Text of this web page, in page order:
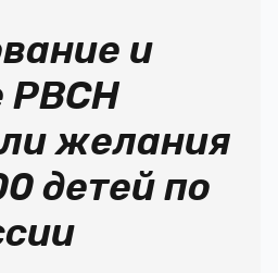
и
РВСН
желания
детей по